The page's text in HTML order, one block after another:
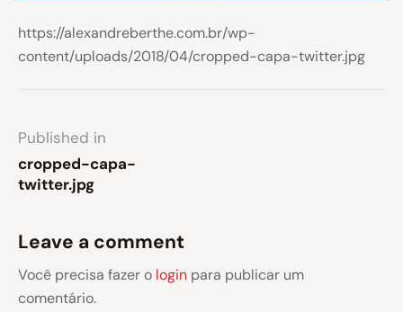
https://alexandreberthe.com.br/wp-
content/uploads/2018/04/cropped-capa-twitter.jpg
Published in
cropped-capa-
twitter.jpg
Leave a comment
Você precisa fazer o login para publicar um
comentário.